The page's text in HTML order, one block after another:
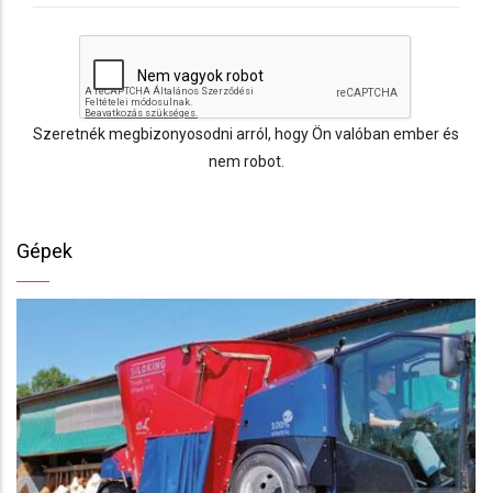
Szeretnék megbizonyosodni arról, hogy Ön valóban ember és
nem robot.
Gépek